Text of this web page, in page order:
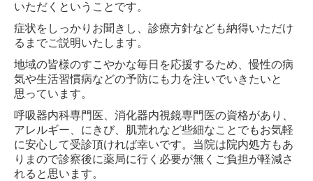
いただくということです。
症状をしっかりお聞きし、診療方針なども納得いただけ
るまでご説明いたします。
地域の皆様のすこやかな毎日を応援するため、慢性の病
気や生活習慣病などの予防にも力を注いでいきたいと
思っています。
呼吸器内科専門医、消化器内視鏡専門医の資格があり、
アレルギー、にきび、肌荒れなど些細なことでもお気軽
に安心して受診頂ければ幸いです。当院は院内処方もあ
りまので診察後に薬局に行く必要が無くご負担が軽減さ
れると思います。